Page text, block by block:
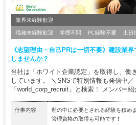
業界未経験歓迎
職種未経験歓迎 学歴不問 PC経験不要 土日
《志望理由・自己PRは一切不要》建設業
しませんか？
当社は「ホワイト企業認定」を取得し、働
しています。 ＼SNSで特別情報も発信中
「world_corp_recruit」と検索！ メンバー紹
仕事内容
世の中に必要とされる経験を積め
管理資格の取得も可能です！